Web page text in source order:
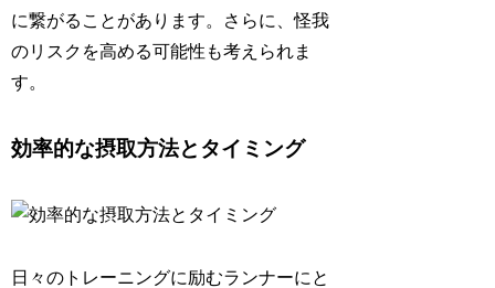
に繋がることがあります。さらに、怪我
のリスクを高める可能性も考えられま
す。
効率的な摂取方法とタイミング
日々のトレーニングに励むランナーにと